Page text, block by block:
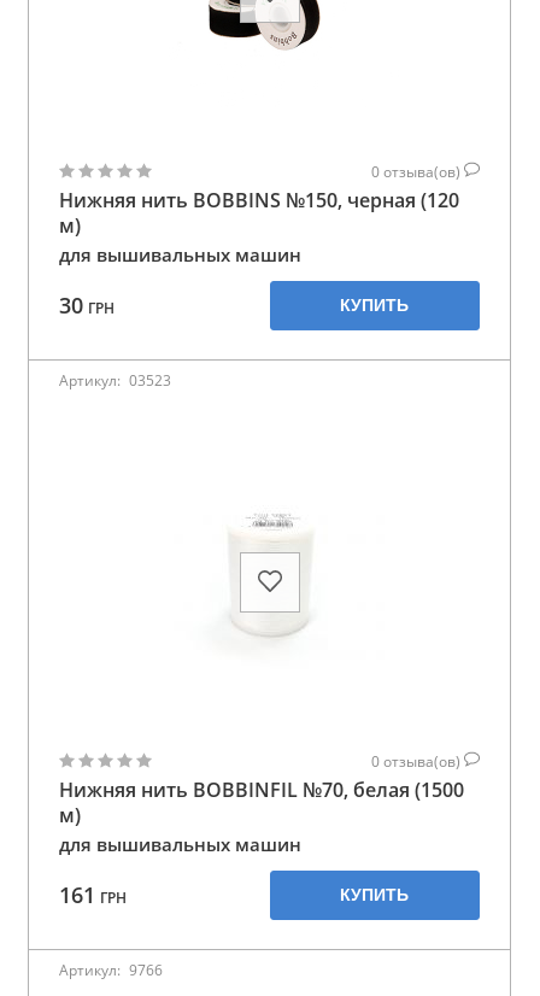
0отзыва(ов)
Нижняя нить BOBBINS №150, черная (120
м)
для вышивальных машин
30 ГРН КУПИТЬ
Артикул: 03523
0отзыва(ов)
Нижняя нить BOBBINFIL №70, белая (1500
м)
для вышивальных машин
161 ГРН КУПИТЬ
Артикул: 9766